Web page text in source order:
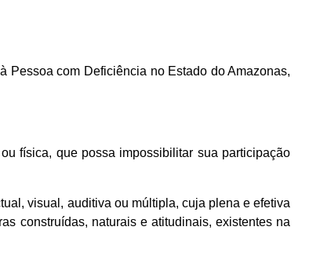
Pessoa com Deficiência no Estado do Amazonas,
física, que possa impossibilitar sua participação
visual, auditiva ou múltipla, cuja plena e efetiva
construídas, naturais e atitudinais, existentes na